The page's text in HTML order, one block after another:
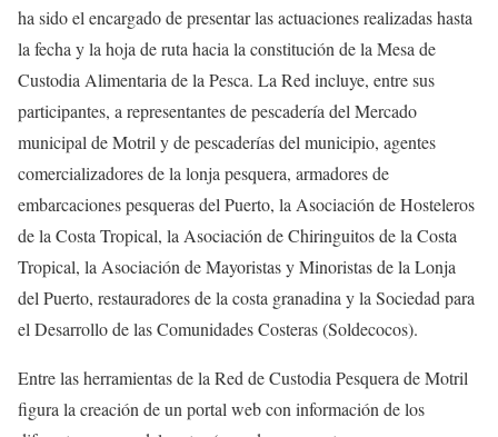
ha sido el encargado de presentar las actuaciones realizadas hasta
la fecha y la hoja de ruta hacia la constitución de la Mesa de
Custodia Alimentaria de la Pesca. La Red incluye, entre sus
participantes, a representantes de pescadería del Mercado
municipal de Motril y de pescaderías del municipio, agentes
comercializadores de la lonja pesquera, armadores de
embarcaciones pesqueras del Puerto, la Asociación de Hosteleros
de la Costa Tropical, la Asociación de Chiringuitos de la Costa
Tropical, la Asociación de Mayoristas y Minoristas de la Lonja
del Puerto, restauradores de la costa granadina y la Sociedad para
el Desarrollo de las Comunidades Costeras (Soldecocos).
Entre las herramientas de la Red de Custodia Pesquera de Motril
figura la creación de un portal web con información de los